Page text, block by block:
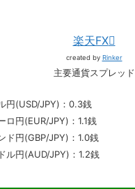
楽天FX
created by Rinker
主要通貨スプレッド
円(USD/JPY)：0.3銭
ロ円(EUR/JPY)：1.1銭
ド円(GBP/JPY)：1.0銭
ル円(AUD/JPY)：1.2銭